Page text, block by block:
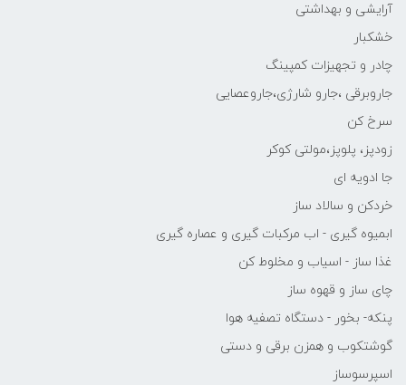
آرایشی و بهداشتی
خشکبار
چادر و تجهیزات کمپینگ
جاروبرقی ،جارو شارژی،جاروعصایی
سرخ کن
زودپز، پلوپز،مولتی کوکر
جا ادویه ای
خردکن و سالاد ساز
ابمیوه گیری - اب مرکبات گیری و عصاره گیری
غذا ساز - اسیاب و مخلوط کن
چای ساز و قهوه ساز
پنکه- بخور - دستگاه تصفیه هوا
گوشتکوب و همزن برقی و دستی
اسپرسوساز